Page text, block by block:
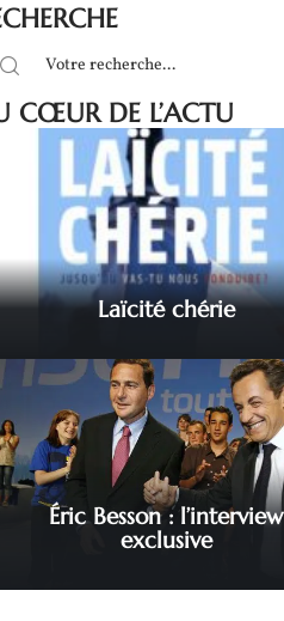
CŒUR DE L’ACTU
Laïcité chérie
Éric Besson : l’interview
exclusive